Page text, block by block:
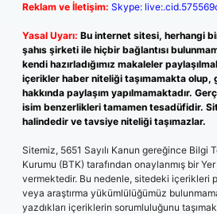
Reklam ve İletişim: Skype:
Yasal Uyarı: Bu internet sitesi, herhangi
şahıs şirketi ile hiçbir bağlantısı
kendi hazırladığımız makaleler
içerikler haber niteliği taşımamakta olup,
hakkında paylaşım yapılmamaktadır.
isim benzerlikleri tamamen tesadüfidir.
halindedir ve tavsiye niteliği taşımazlar.
Sitemiz, 5651 Sayılı Kanun gereğince Bilgi
Kurumu (BTK) tarafından onaylanmış bir
vermektedir. Bu nedenle, sitedeki içerikleri
veya araştırma yükümlülüğümüz
yazdıkları içeriklerin sorumluluğunu